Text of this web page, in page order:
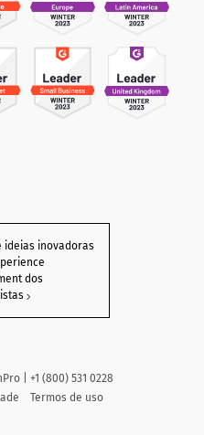
ideias inovadoras
dos
| +1 (800) 531 0228
Termos de uso